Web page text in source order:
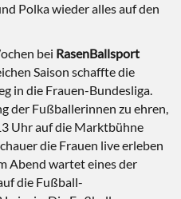
Polka wieder alles auf den
bei RasenBallsport
Saison schaffte die
in die Frauen-Bundesliga.
der Fußballerinnen zu ehren,
Uhr auf die Marktbühne
die Frauen live erleben
Abend wartet eines der
die Fußball-